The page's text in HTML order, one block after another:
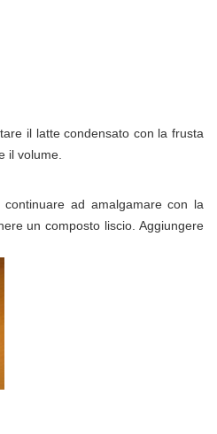
il latte condensato con la frusta
il volume.
ad amalgamare con la
un composto liscio. Aggiungere